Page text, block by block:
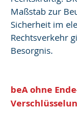
Maßstab zur
Sicherheit im
Rechtsverkehr
Besorgnis.
beA ohne